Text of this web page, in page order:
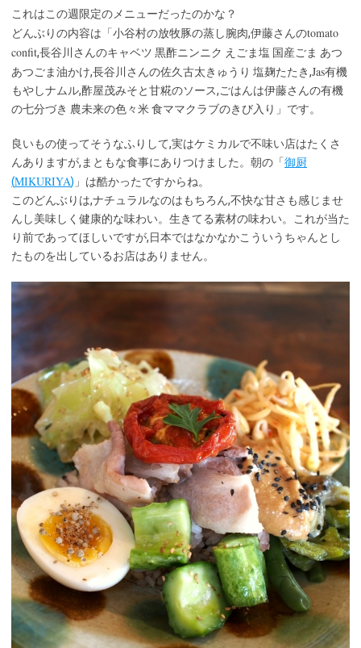
これはこの週限定のメニューだったのかな？
どんぶりの内容は「小谷村の放牧豚の蒸し腕肉,伊藤さんのtomato
confit,長谷川さんのキャベツ 黒酢ニンニク えごま塩 国産ごま あつ
あつごま油かけ,長谷川さんの佐久古太きゅうり 塩麹たたき,Jas有機
もやしナムル,酢屋茂みそと甘糀のソース,ごはんは伊藤さんの有機
の七分づき 農未来の色々米 食ママクラブのきび入り」です。
良いもの使ってそうなふりして,実はケミカルで不味い店はたくさ
んありますが,まともな食事にありつけました。朝の「御厨
(MIKURIYA) 」は酷かったですからね。
このどんぶりは,ナチュラルなのはもちろん,不快な甘さも感じませ
んし美味しく健康的な味わい。生きてる素材の味わい。これが当た
り前であってほしいですが,日本ではなかなかこういうちゃんとし
たものを出しているお店はありません。